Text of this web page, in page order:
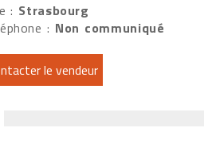
: Strasbourg
: Non communiqué